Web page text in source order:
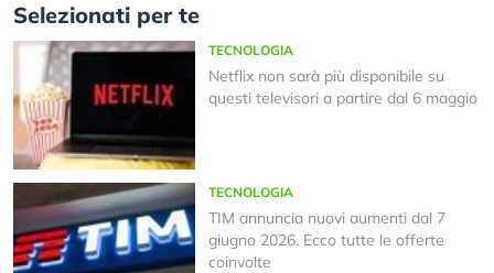
Selezionati per te
TECNOLOGIA
Netflix non sarà più disponibile su
questi televisori a partire dal 6 maggio
TECNOLOGIA
TIM annuncia nuovi aumenti dal 7
giugno 2026. Ecco tutte le offerte
coinvolte